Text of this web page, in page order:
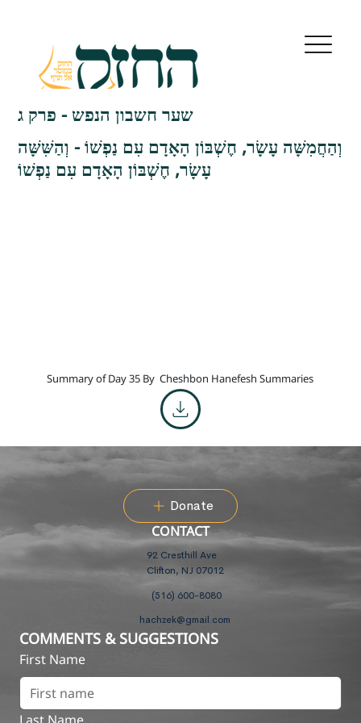
שער חשבון הנפש - פרק ג
וְהַחֲמִשָּׁה עָשָׂר, חֶשְׁבּוֹן הָאָדָם עִם נַפְשׁוֹ - וְהַשִּׁשָּׁה
עָשָׂר, חֶשְׁבּוֹן הָאָדָם עִם נַפְשׁוֹ
Summary of Day 35 By Cheshbon Hanefesh Summaries
Donate
CONTACT
92 Cresthill Ave
Clifton, NJ 07012
(516) 600-8080
hachzek@gmail.com
COMMENTS & SUGGESTIONS
First Name